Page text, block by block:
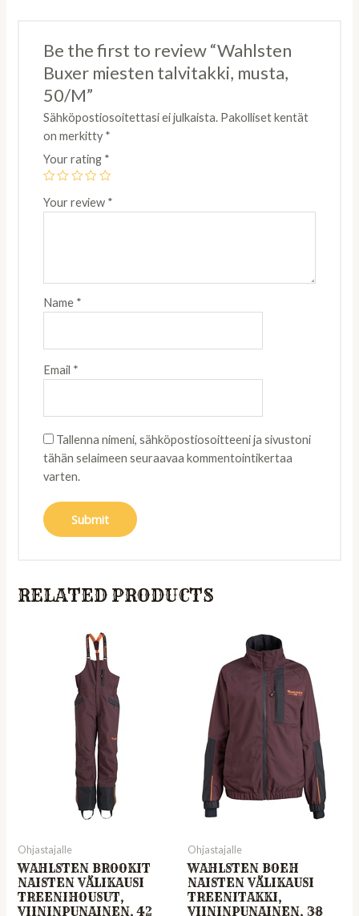
Be the first to review “Wahlsten
Buxer miesten talvitakki, musta,
50/M”
Sähköpostiosoitettasi ei julkaista. Pakolliset kentät
on merkitty*
Your rating *
Your review *
Name *
Email *
Tallenna nimeni, sähköpostiosoitteeni ja sivustoni
tähän selaimeen seuraavaa kommentointikertaa
varten.
RELATED PRODUCTS
Ohjastajalle
WAHLSTEN BROOKIT
NAISTEN VÄLIKAUSI
TREENIHOUSUT,
VIININPUNAINEN, 42
Ohjastajalle
WAHLSTEN BOEH
NAISTEN VÄLIKAUSI
TREENITAKKI,
VIININPUNAINEN, 38